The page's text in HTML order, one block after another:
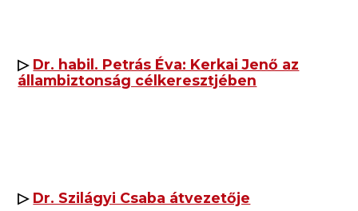
▷ Dr. habil. Petrás Éva: Kerkai Jenő az
állambiztonság célkeresztjében
▷ Dr. Szilágyi Csaba átvezetője